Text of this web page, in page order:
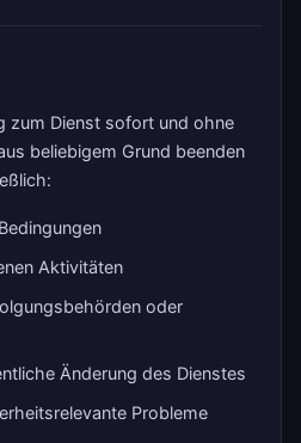
zum Dienst sofort und ohne
beliebigem Grund beenden
Aktivitäten
oder
Änderung des Dienstes
Probleme